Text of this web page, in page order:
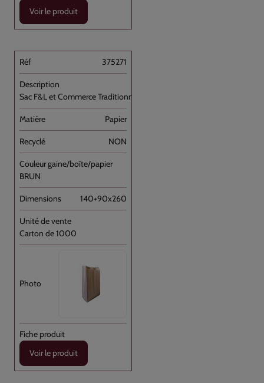
Voir le produit
375271
Sac F&L et Commerce Traditionnel Kraft [...]
Papier
NON
BRUN
140+90x260
Carton de 1000
Voir le produit